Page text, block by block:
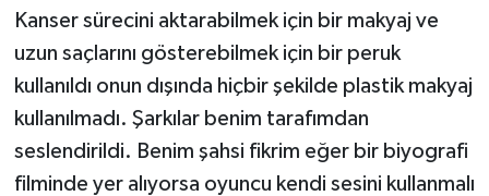
Kanser sürecini aktarabilmek için bir makyaj ve
uzun saçlarını gösterebilmek için bir peruk
kullanıldı onun dışında hiçbir şekilde plastik makyaj
kullanılmadı. Şarkılar benim tarafımdan
seslendirildi. Benim şahsi fikrim eğer bir biyografi
filminde yer alıyorsa oyuncu kendi sesini kullanmalı